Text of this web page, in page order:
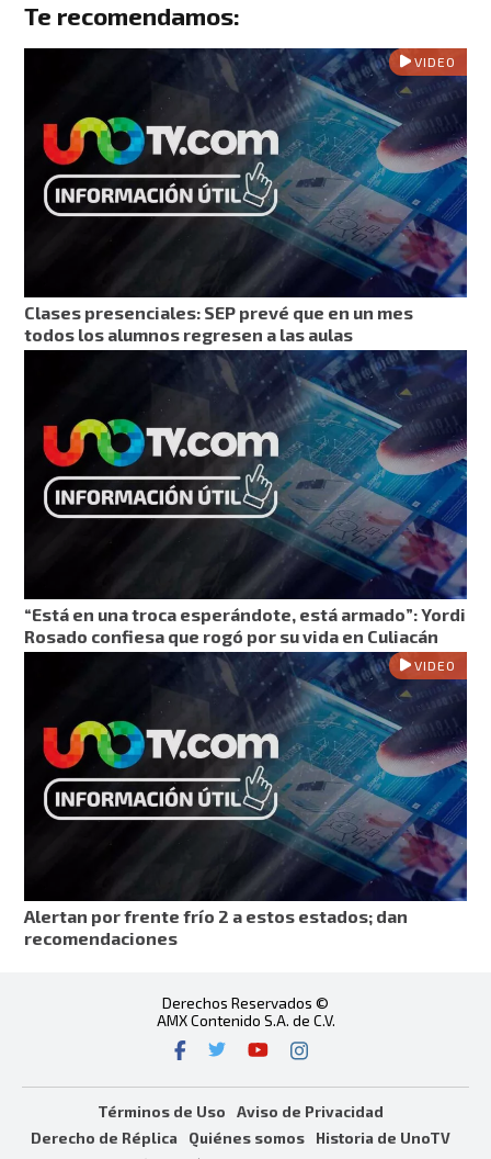
Te recomendamos:
VIDEO
Clases presenciales: SEP prevé que en un mes
todos los alumnos regresen a las aulas
“Está en una troca esperándote, está armado”: Yordi
Rosado confiesa que rogó por su vida en Culiacán
VIDEO
Alertan por frente frío 2 a estos estados; dan
recomendaciones
Derechos Reservados ©
AMX Contenido S.A. de C.V.
Términos de Uso
Aviso de Privacidad
Derecho de Réplica
Quiénes somos
Historia de UnoTV